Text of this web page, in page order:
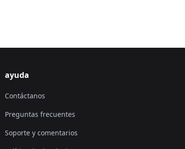
ayuda
Contáctanos
Preguntas frecuentes
Soporte y comentarios